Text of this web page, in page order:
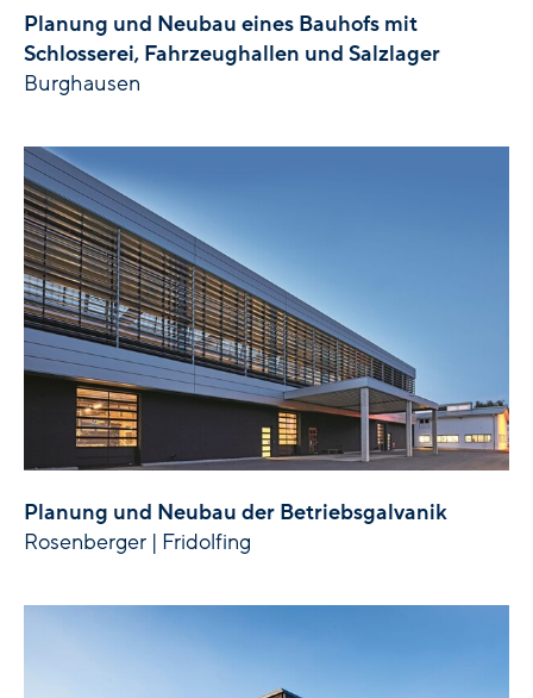
Planung und Neubau eines Bauhofs mit
Schlosserei, Fahrzeughallen und Salzlager
Burghausen
Planung und Neubau der Betriebsgalvanik
Rosenberger | Fridolfing